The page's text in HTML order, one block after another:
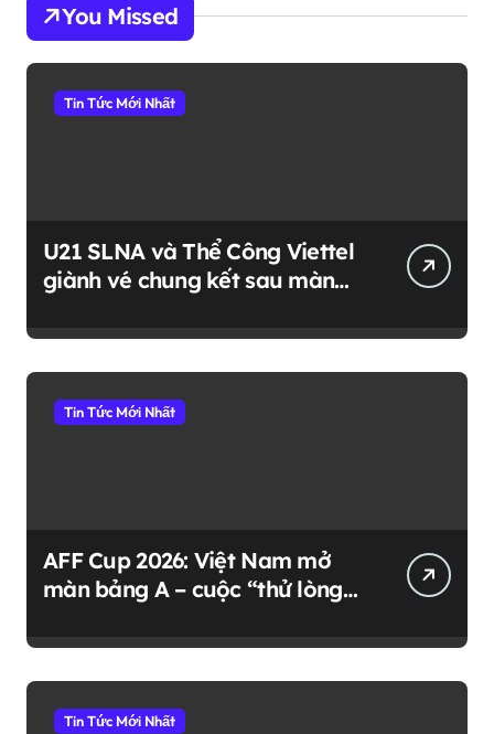
You Missed
Tin Tức Mới Nhất
U21 SLNA và Thể Công Viettel
giành vé chung kết sau màn
Tin Tức Mới Nhất
AFF Cup 2026: Việt Nam mở
màn bảng A – cuộc “thử lòng”
Tin Tức Mới Nhất